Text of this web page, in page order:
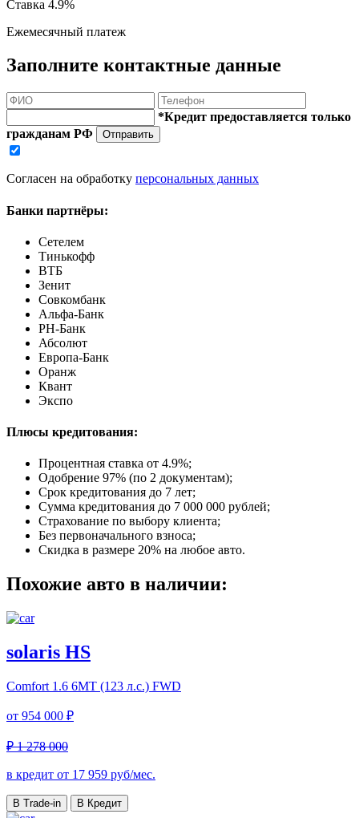
Ставка 4.9%
Ежемесячный платеж
Заполните контактные данные
*Кредит предоставляется только
гражданам РФ
Отправить
Согласен на обработку персональных данных
Банки партнёры:
Сетелем
Тинькофф
ВТБ
Зенит
Совкомбанк
Альфа-Банк
РН-Банк
Абсолют
Европа-Банк
Оранж
Квант
Экспо
Плюсы кредитования:
Процентная ставка от 4.9%;
Одобрение 97% (по 2 документам);
Срок кредитования до 7 лет;
Сумма кредитования до 7 000 000 рублей;
Страхование по выбору клиента;
Без первоначального взноса;
Скидка в размере 20% на любое авто.
Похожие авто в наличии:
solaris HS
Comfort 1.6 6MT (123 л.с.) FWD
от 954 000 ₽
₽ 1 278 000
в кредит от 17 959 руб/мес.
В Trade-in В Кредит